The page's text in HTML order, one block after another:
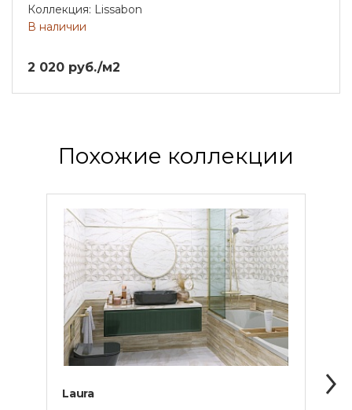
Коллекция: Lissabon
В наличии
2 020 руб./м2
Похожие коллекции
Laura